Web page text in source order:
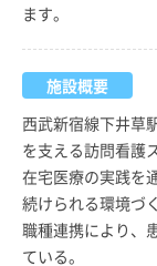
ます。
施設概要
西武新宿線下井草
を支える訪問看護
在宅医療の実践を
続けられる環境づ
職種連携により、
ている。